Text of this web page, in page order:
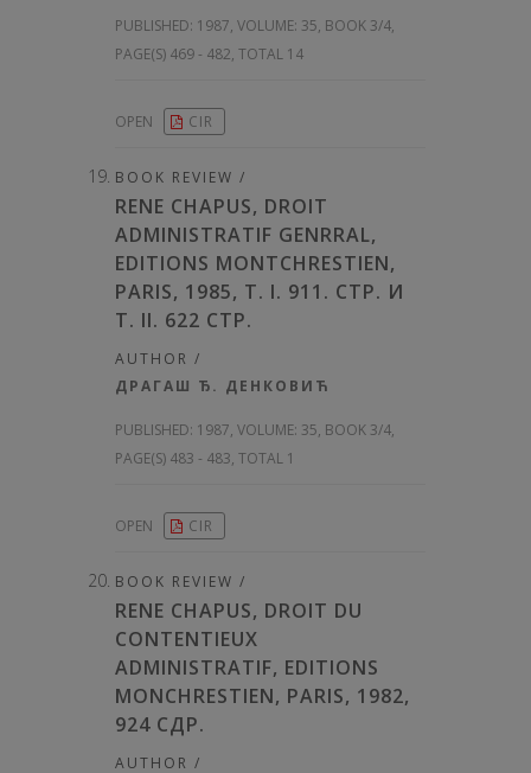
PUBLISHED: 1987, VOLUME: 35, BOOK 3/4,
PAGE(S) 469 - 482, TOTAL 14
OPEN CIR
BOOK REVIEW /
RENE CHAPUS, DROIT
ADMINISTRATIF GENRRAL,
EDITIONS MONTCHRESTIEN,
PARIS, 1985, T. I. 911. СТР. И
T. II. 622 СТР.
AUTHOR /
ДРАГАШ Ђ. ДЕНКОВИЋ
PUBLISHED: 1987, VOLUME: 35, BOOK 3/4,
PAGE(S) 483 - 483, TOTAL 1
OPEN CIR
BOOK REVIEW /
RENE CHAPUS, DROIT DU
CONTENTIEUX
ADMINISTRATIF, EDITIONS
MONCHRESTIEN, PARIS, 1982,
924 СДР.
AUTHOR /